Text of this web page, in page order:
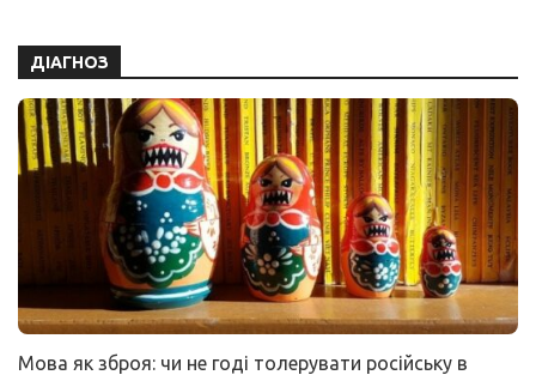
ДІАГНОЗ
Мова як зброя: чи не годі толерувати російську в